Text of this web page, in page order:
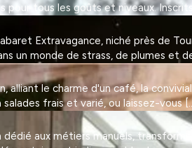
tous les goûts et niveaux.
Extravagance, niché près de
monde de strass, de plumes et
le charme d'un café, la
frais et varié, ou laissez-vous
dédié aux métiers manuels,